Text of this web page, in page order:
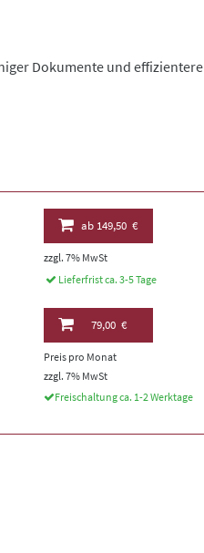
Dokumente und effizientere
ab149,50 €
zzgl. 7% MwSt
Lieferfrist ca. 3-5 Tage
79,00 €
Preis pro Monat
zzgl. 7% MwSt
Freischaltung ca. 1-2 Werktage